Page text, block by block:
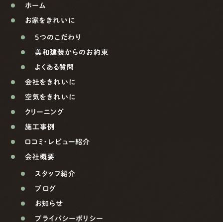
ホーム
お家をきれいに
5つのこだわり
美和建装からのお約束
よくある質問
会社をきれいに
空気をきれいに
クリーニング
施工事例
口コミ・レビュー紹介
会社概要
スタッフ紹介
ブログ
お知らせ
プライバシーポリシー